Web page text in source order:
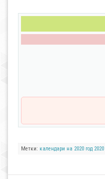
Метки: календари на 2020 год 2020